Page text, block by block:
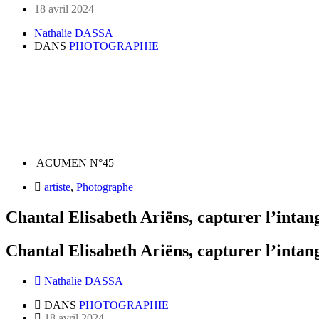
18 avril 2024
Nathalie DASSA
DANS PHOTOGRAPHIE
ACUMEN N°45
artiste, Photographe
Chantal Elisabeth Ariëns, capturer
Chantal Elisabeth Ariëns, capturer
Nathalie DASSA
DANS PHOTOGRAPHIE